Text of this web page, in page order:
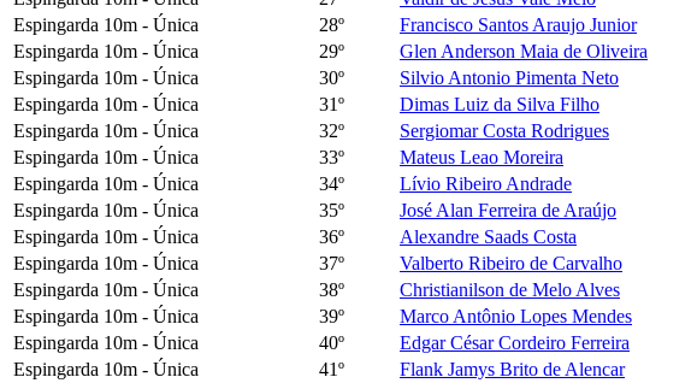
Espingarda 10m - Única
28º Francisco Santos Araujo Junior
Espingarda 10m - Única
29º Glen Anderson Maia de Oliveira
Espingarda 10m - Única
30º Silvio Antonio Pimenta Neto
Espingarda 10m - Única
31º Dimas Luiz da Silva Filho
Espingarda 10m - Única
32º Sergiomar Costa Rodrigues
Espingarda 10m - Única
33º Mateus Leao Moreira
Espingarda 10m - Única
34º Lívio Ribeiro Andrade
Espingarda 10m - Única
35º José Alan Ferreira de Araújo
Espingarda 10m - Única
36º Alexandre Saads Costa
Espingarda 10m - Única
37º Valberto Ribeiro de Carvalho
Espingarda 10m - Única
38º Christianilson de Melo Alves
Espingarda 10m - Única
39º Marco Antônio Lopes Mendes
Espingarda 10m - Única
40º Edgar César Cordeiro Ferreira
Espingarda 10m - Única
41º Flank Jamys Brito de Alencar